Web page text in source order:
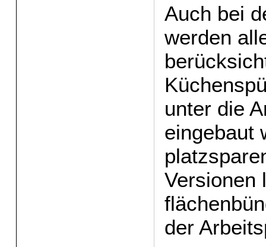
Auch bei
werden
unter die
eingebaut
Versionen
der